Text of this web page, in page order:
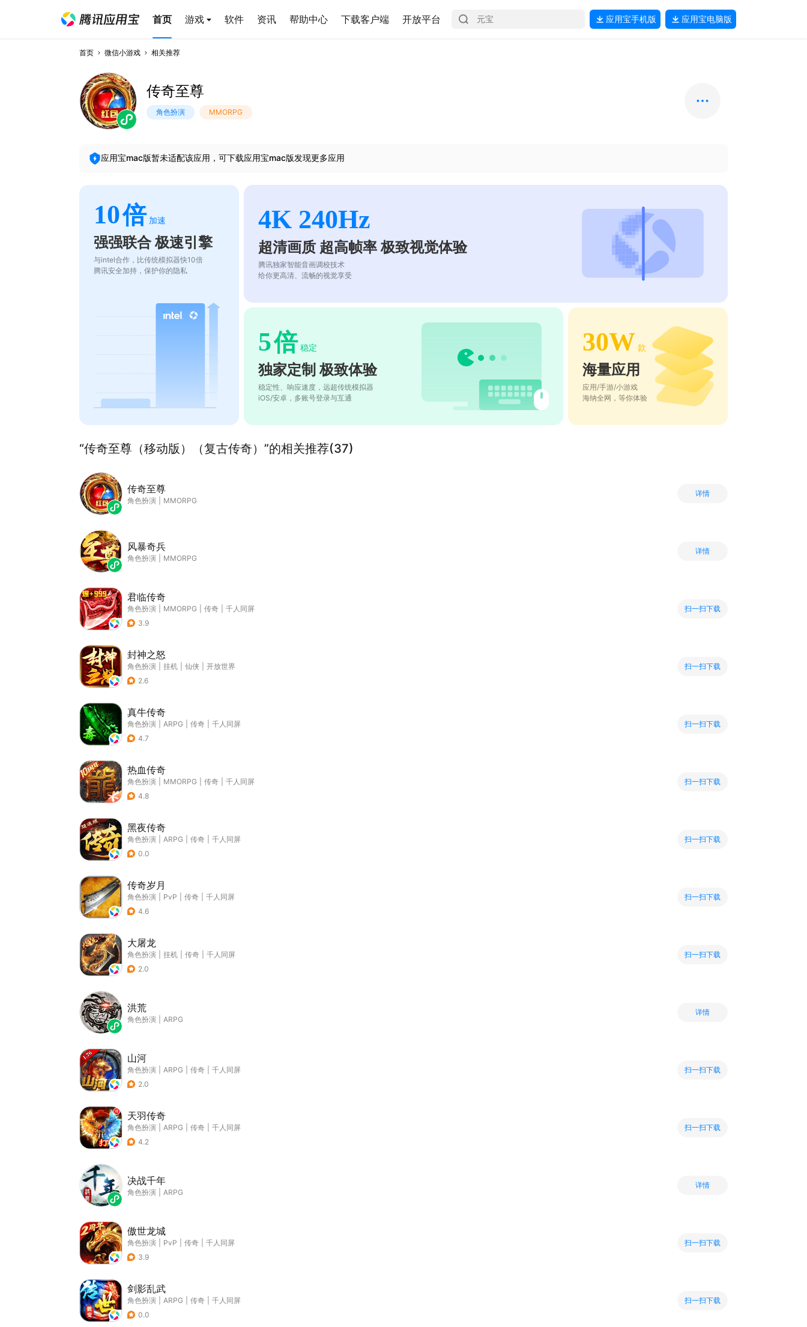
首页 游戏 软件 资讯 帮助中心 下载客户端 开放平台 应用宝手机版 应用宝电脑版
首页 微信小游戏 相关推荐
传奇至尊
角色扮演 MMORPG
应用宝mac版暂未适配该应用，可下载应用宝mac版发现更多应用
10倍 加速
强强联合 极速引擎
与intel合作，比传统模拟器快10倍
腾讯安全加持，保护你的隐私
4K 240Hz
超清画质 超高帧率 极致视觉体验
腾讯独家智能音画调校技术
给你更高清、流畅的视觉享受
5倍 稳定
独家定制 极致体验
稳定性、响应速度，远超传统模拟器
iOS/安卓，多账号登录与互通
30W 款
海量应用
应用/手游/小游戏
海纳全网，等你体验
“传奇至尊（移动版）（复古传奇）”的相关推荐(37)
传奇至尊
角色扮演 MMORPG
详情
风暴奇兵
角色扮演 MMORPG
详情
君临传奇
角色扮演 MMORPG 传奇
千人同屏
3.9
扫一扫下载
封神之怒
角色扮演 挂机 仙侠
开放世界
2.6
扫一扫下载
真牛传奇
角色扮演 ARPG 传奇
千人同屏
4.7
扫一扫下载
热血传奇
角色扮演 MMORPG 传奇
千人同屏
4.8
扫一扫下载
黑夜传奇
角色扮演 ARPG 传奇
千人同屏
0.0
扫一扫下载
传奇岁月
角色扮演 PvP 传奇
千人同屏
4.6
扫一扫下载
大屠龙
角色扮演 挂机 传奇
千人同屏
2.0
扫一扫下载
洪荒
角色扮演 ARPG
详情
山河
角色扮演 ARPG 传奇
千人同屏
2.0
扫一扫下载
天羽传奇
角色扮演 ARPG 传奇
千人同屏
4.2
扫一扫下载
决战千年
角色扮演 ARPG
详情
傲世龙城
角色扮演 PvP 传奇
千人同屏
3.9
扫一扫下载
剑影乱武
角色扮演 ARPG 传奇
千人同屏
0.0
扫一扫下载